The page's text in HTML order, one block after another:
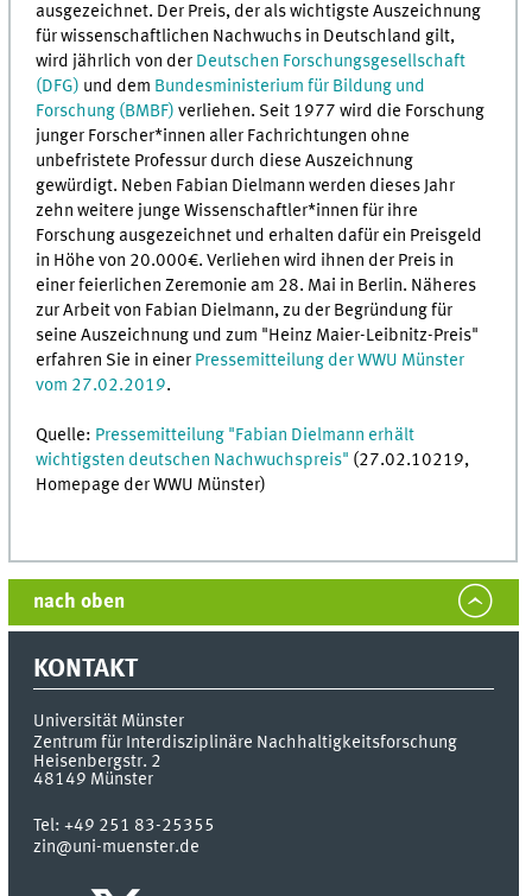
ausgezeichnet. Der Preis, der als wichtigste Auszeichnung
für wissenschaftlichen Nachwuchs in Deutschland gilt,
wird jährlich von der Deutschen Forschungsgesellschaft
(DFG) und dem Bundesministerium für Bildung und
Forschung (BMBF) verliehen. Seit 1977 wird die Forschung
junger Forscher*innen aller Fachrichtungen ohne
unbefristete Professur durch diese Auszeichnung
gewürdigt. Neben Fabian Dielmann werden dieses Jahr
zehn weitere junge Wissenschaftler*innen für ihre
Forschung ausgezeichnet und erhalten dafür ein Preisgeld
in Höhe von 20.000€. Verliehen wird ihnen der Preis in
einer feierlichen Zeremonie am 28. Mai in Berlin. Näheres
zur Arbeit von Fabian Dielmann, zu der Begründung für
seine Auszeichnung und zum "Heinz Maier-Leibnitz-Preis"
erfahren Sie in einer Pressemitteilung der WWU Münster
vom 27.02.2019.
Quelle: Pressemitteilung "Fabian Dielmann erhält
wichtigsten deutschen Nachwuchspreis" (27.02.10219,
Homepage der WWU Münster)
nach oben
KONTAKT
Universität Münster
Zentrum für Interdisziplinäre Nachhaltigkeitsforschung
Heisenbergstr. 2
48149 Münster
Tel:+49 251 83-25355
zin@uni-muenster.de